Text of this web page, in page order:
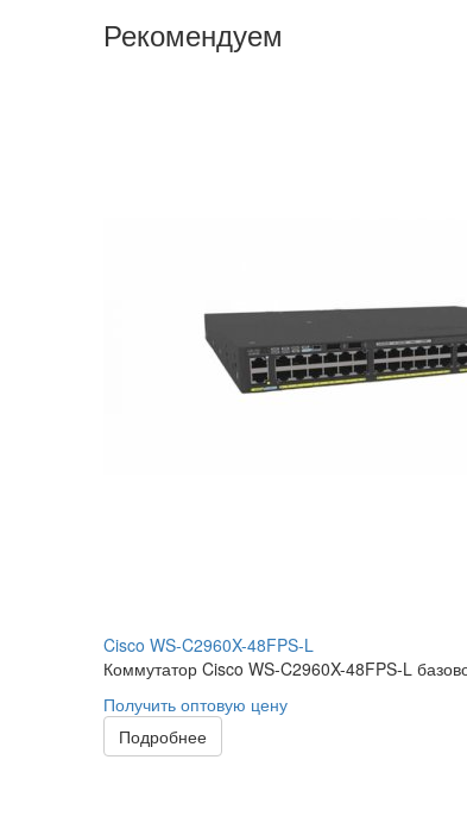
Рекомендуем
Cisco WS-C2960X-48FPS-L
Коммутатор Cisco WS-C2960X-48FPS-L
Получить оптовую цену
Подробнее